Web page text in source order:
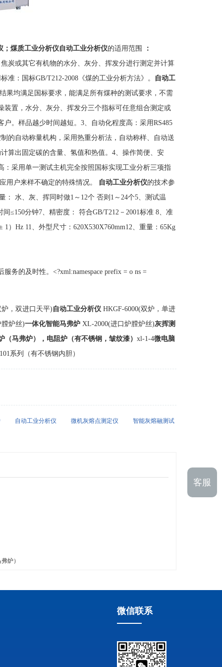
；煤质工业分析仪自动工业分析仪的适用范围
：
炭或其它有机物的水分、灰分、挥发分进行测定并计算
准：国标GB/T212-2008《煤的工业分析方法》。
自动工
果均满足国标要求，能满足所有煤种的测试要求，不需
置，水分、灰分、挥发分三个指标可任意组合测定或
。样品越少时间越短。3、自动化程度高：采用RS485
的自动称量机构，采用热重分析法，自动称样、自动送
算出固定碳的含量、氢值和热值。4、操作简便、安
采用单一测试主机完全按照国标实现工业分析三项指
用户来样不确定的特殊情况。
自动工业分析仪的技术参
水、灰、挥同时做1～12个 否则1～24个5、测试温
≤150分钟7、精密度： 符合GB/T212－2001标准 8、准
）Hz 11、外型尺寸：620X530X760mm12、重量：65Kg
务的及时性。<?xml:namespace prefix = o ns =
炉，双进口天平) 自动工业分析仪 HKGF-6000(双炉，单进
炉丝)一体化智能马弗炉 XL-2000(进口炉膛炉丝)灰挥测
（马弗炉），电阻炉（有不锈钢，皱纹漆） xl-1-4微电脑
系列（有不锈钢内胆）
自动工业分析仪 微机灰熔点测定仪 智能灰熔融测试
炉）
微信联系
客服